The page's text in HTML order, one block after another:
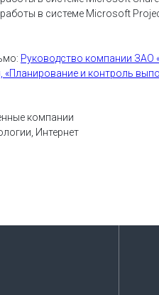
в системе Microsoft
Руководство компании ЗАО
и контроль
компании
Интернет